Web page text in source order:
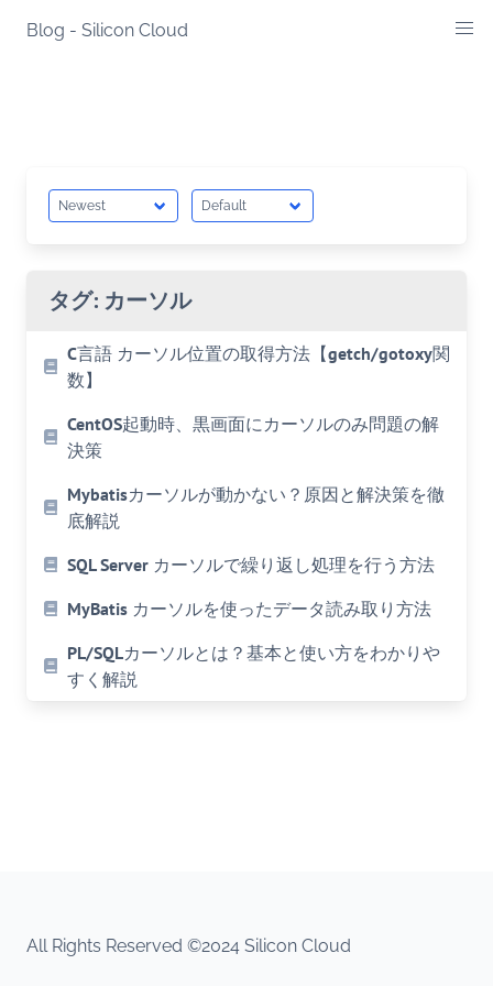
Blog - Silicon Cloud
タグ: カーソル
C言語 カーソル位置の取得方法【getch/gotoxy関
数】
CentOS起動時、黒画面にカーソルのみ問題の解
決策
Mybatisカーソルが動かない？原因と解決策を徹
底解説
SQL Server カーソルで繰り返し処理を行う方法
MyBatis カーソルを使ったデータ読み取り方法
PL/SQLカーソルとは？基本と使い方をわかりや
すく解説
All Rights Reserved ©2024 Silicon Cloud